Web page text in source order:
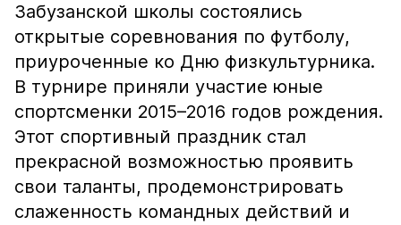
Забузанской школы состоялись
открытые соревнования по футболу,
приуроченные ко Дню физкультурника.
В турнире приняли участие юные
спортсменки 2015–2016 годов рождения.
Этот спортивный праздник стал
прекрасной возможностью проявить
свои таланты, продемонстрировать
слаженность командных действий и